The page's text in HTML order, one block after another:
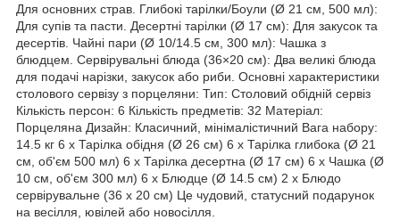
Для основних страв. Глибокі тарілки/Боули (Ø 21 см, 500 мл):
Для супів та пасти. Десертні тарілки (Ø 17 см): Для закусок та
десертів. Чайні пари (Ø 10/14.5 см, 300 мл): Чашка з
блюдцем. Сервірувальні блюда (36×20 см): Два великі блюда
для подачі нарізки, закусок або риби. Основні характеристики
столового сервізу з порцеляни: Тип: Столовий обідній сервіз
Кількість персон: 6 Кількість предметів: 32 Матеріал:
Порцеляна Дизайн: Класичний, мінімалістичний Вага набору:
14.5 кг 6 x Тарілка обідня (Ø 26 см) 6 x Тарілка глибока (Ø 21
см, об'єм 500 мл) 6 x Тарілка десертна (Ø 17 см) 6 x Чашка (Ø
10 см, об'єм 300 мл) 6 x Блюдце (Ø 14.5 см) 2 x Блюдо
сервірувальне (36 x 20 см) Це чудовий, статусний подарунок
на весілля, ювілей або новосілля.